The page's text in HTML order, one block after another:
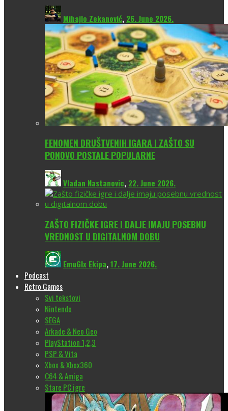
Mihajlo Zekanović, 26. June 2026.
FENOMEN DRUŠTVENIH IGARA I ZAŠTO SU
PONOVO POSTALE POPULARNE
Vladan Nastanovic, 22. June 2026.
ZAŠTO FIZIČKE IGRE I DALJE IMAJU POSEBNU
VREDNOST U DIGITALNOM DOBU
EmuGlx Ekipa,17. June 2026.
Podcast
Retro Games
Svi tekstovi
Nintendo
SEGA
Arkade & Neo Geo
PlayStation 1,2,3
PSP & Vita
Xbox & Xbox360
C64 & Amiga
Stare PC igre